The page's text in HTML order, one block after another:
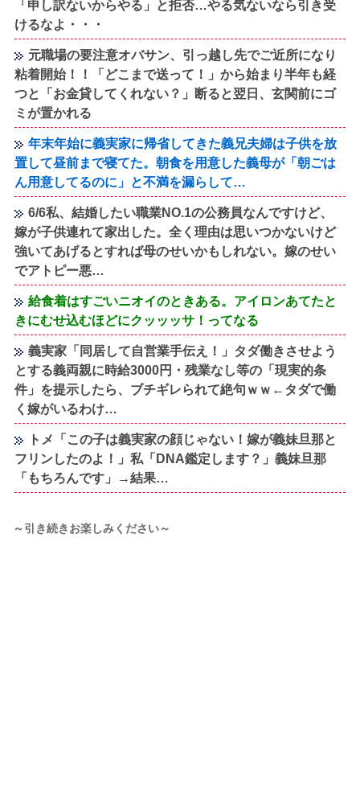
「申し訳ないからやる」と拒否…やる気ないなら引き受
けるなよ・・・
元職場の要注意オバサン、引っ越し先でご近所になり
粘着開始！！「どこまで送って！」から始まり半年も経
つと「お金貸してくれない？」断ると翌日、玄関前にゴ
ミが置かれる
年末年始に義実家に帰省してきた義兄夫婦は子供を放
置して昼前まで寝てた。朝食を用意した義母が「朝ごは
ん用意してるのに」と不満を漏らして…
6/6私、結婚したい職業NO.1の公務員なんですけど、
嫁が子供連れて家出した。全く理由は思いつかないけど
強いてあげるとすれば母のせいかもしれない。嫁のせい
でアトピー悪…
給食着はすごいニオイのときある。アイロンあてたと
きにむせ込むほどにクッッッサ！ってなる
義実家「同居して自営業手伝え！」タダ働きさせよう
とする義両親に時給3000円・残業なし等の「現実的条
件」を提示したら、ブチギレられて絶句ｗｗ←タダで働
く嫁がいるわけ…
トメ「この子は義実家の顔じゃない！嫁が義妹旦那と
フリンしたのよ！」私「DNA鑑定します？」義妹旦那
「もちろんです」→結果…
～引き続きお楽しみください～